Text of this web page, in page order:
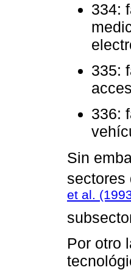
334:
335:
336:
Sin
et al.
Por otro